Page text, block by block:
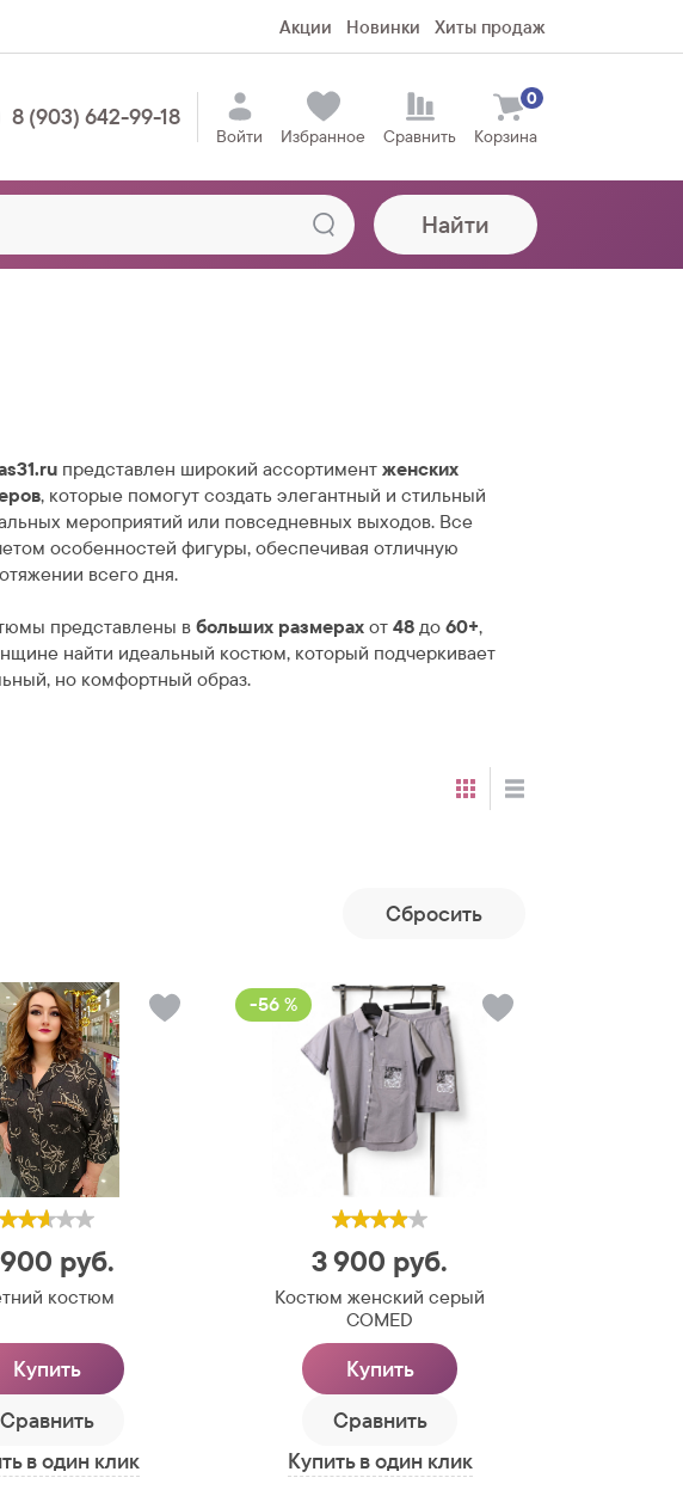
Акции Новинки Хиты продаж
8 (903) 642-99-18
Войти Избранное Сравнить Корзина
0
Найти
представлен широкий ассортиментженских
, которые помогут создать элегантный и стильный
мероприятий или повседневных выходов. Все
особенностей фигуры, обеспечивая отличную
всего дня.
представлены вбольших размерахот48до60+,
найти идеальный костюм, который подчеркивает
но комфортный образ.
Cбросить
руб.
костюм
Купить
Сравнить
в один клик
-56 %
3 900 руб.
Костюм женский серый
COMED
Купить
Сравнить
Купить в один клик